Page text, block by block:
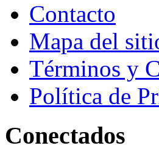
Contacto
Mapa del
Términos y
Política de
Conectados